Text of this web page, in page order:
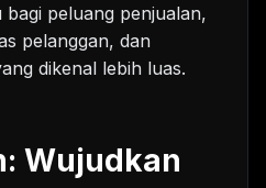
peluang penjualan,
pelanggan, dan
dikenal lebih luas.
Wujudkan